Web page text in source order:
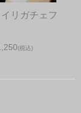
リガチェフ
(税込)